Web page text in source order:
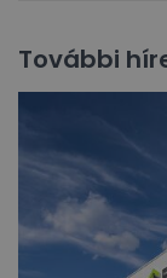
További